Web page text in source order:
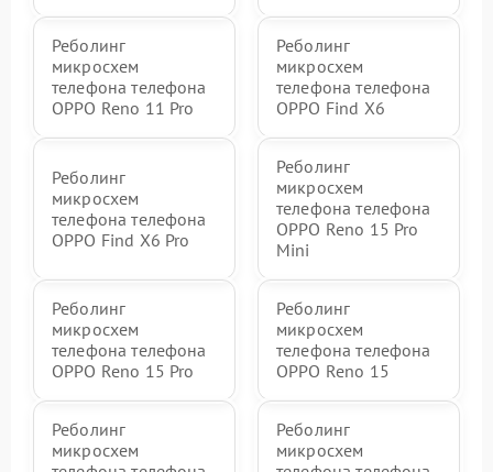
Реболинг
микросхем
телефона телефона
OPPO Reno 11 Pro
Реболинг
микросхем
телефона телефона
OPPO Find X6
Реболинг
микросхем
телефона телефона
OPPO Find X6 Pro
Реболинг
микросхем
телефона телефона
OPPO Reno 15 Pro
Mini
Реболинг
микросхем
телефона телефона
OPPO Reno 15 Pro
Реболинг
микросхем
телефона телефона
OPPO Reno 15
Реболинг
микросхем
Реболинг
микросхем